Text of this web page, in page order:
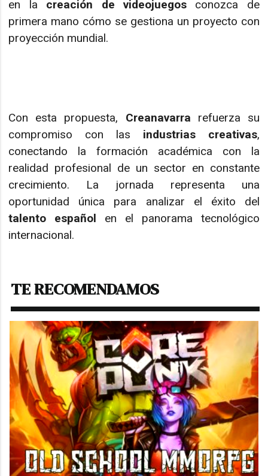
en la creación de videojuegosconozca de
primera mano cómo se gestiona un proyecto con
proyección mundial.
Con esta propuesta, Creanavarra refuerza su
compromiso con las industrias creativas,
conectando la formación académica con la
realidad profesional de un sector en constante
crecimiento. La jornada representa una
oportunidad única para analizar el éxito del
talento español en el panorama tecnológico
internacional.
TE RECOMENDAMOS